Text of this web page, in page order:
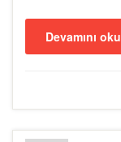
Devamını oku